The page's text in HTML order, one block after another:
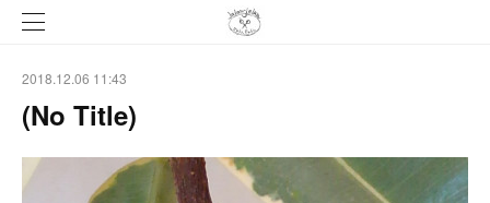
2018.12.06 11:43
(No Title)